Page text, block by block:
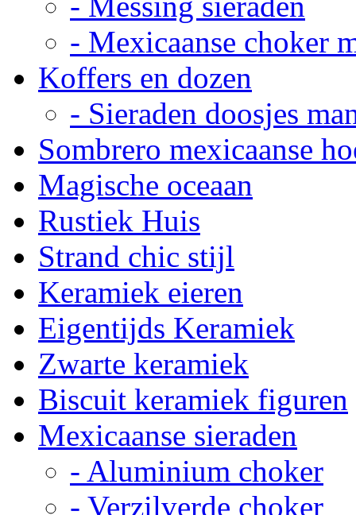
- Mexicaanse choker
Koffers en dozen
- Sieraden doosjes
Sombrero mexicaanse
Magische oceaan
Rustiek Huis
Strand chic stijl
Keramiek eieren
Eigentijds Keramiek
Zwarte keramiek
Biscuit keramiek figuren
Mexicaanse sieraden
- Aluminium choker
- Verzilverde choker